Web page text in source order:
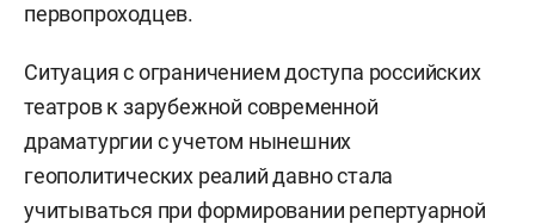
первопроходцев.
Ситуация с ограничением доступа российских
театров к зарубежной современной
драматургии с учетом нынешних
геополитических реалий давно стала
учитываться при формировании репертуарной